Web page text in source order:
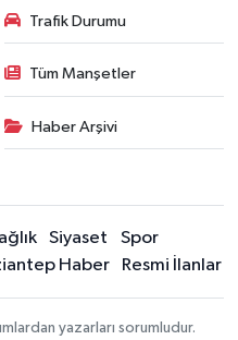
Trafik Durumu
Tüm Manşetler
Haber Arşivi
Siyaset
Spor
Haber Resmi İlanlar
yazarları sorumludur.